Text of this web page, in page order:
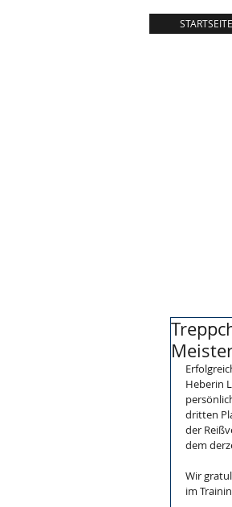
STARTSEITE
Heberin
dritten
der
dem
Wir
im